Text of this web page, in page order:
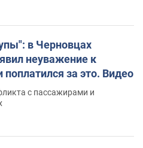
в Черновцах
неуважение к
за это. Видео
с пассажирами и